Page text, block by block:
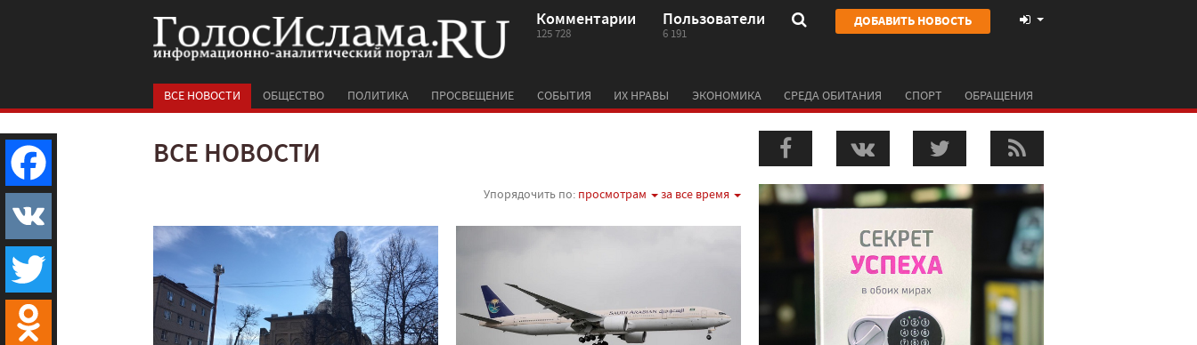
Комментарии
125 728
Пользователи
6 191
ДОБАВИТЬ НОВОСТЬ
ВСЕ НОВОСТИ ОБЩЕСТВО ПОЛИТИКА ПРОСВЕЩЕНИЕ СОБЫТИЯ ИХ НРАВЫ ЭКОНОМИКА СРЕДА ОБИТАНИЯ СПОРТ ОБРАЩЕНИЯ
ВСЕ НОВОСТИ
Упорядочить по: просмотрам за все время
Facebook
VK
Twitter